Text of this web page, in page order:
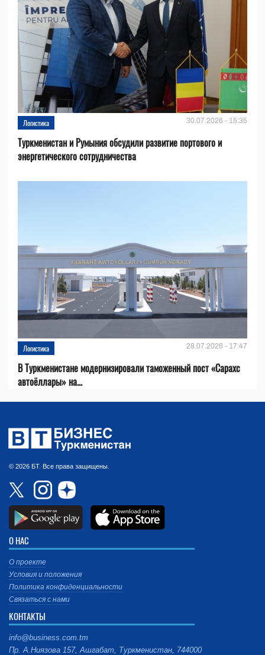
Логистика 30.07.2026 - 15:35
Туркменистан и Румыния обсудили развитие портового и
энергетического сотрудничества
Логистика 28.07.2026 - 17:47
В Туркменистане модернизировали таможенный пост «Сарахс
автоёллары» на...
© 2026 БТ. Все права защищены.
О НАС
О проекте
Условия и положения
Политика конфиденциальности
Связаться с нами
КОНТАКТЫ
info@business.com.tm
Пр. А.Ниязова 157, Ашгабат, Туркменистан, 744000